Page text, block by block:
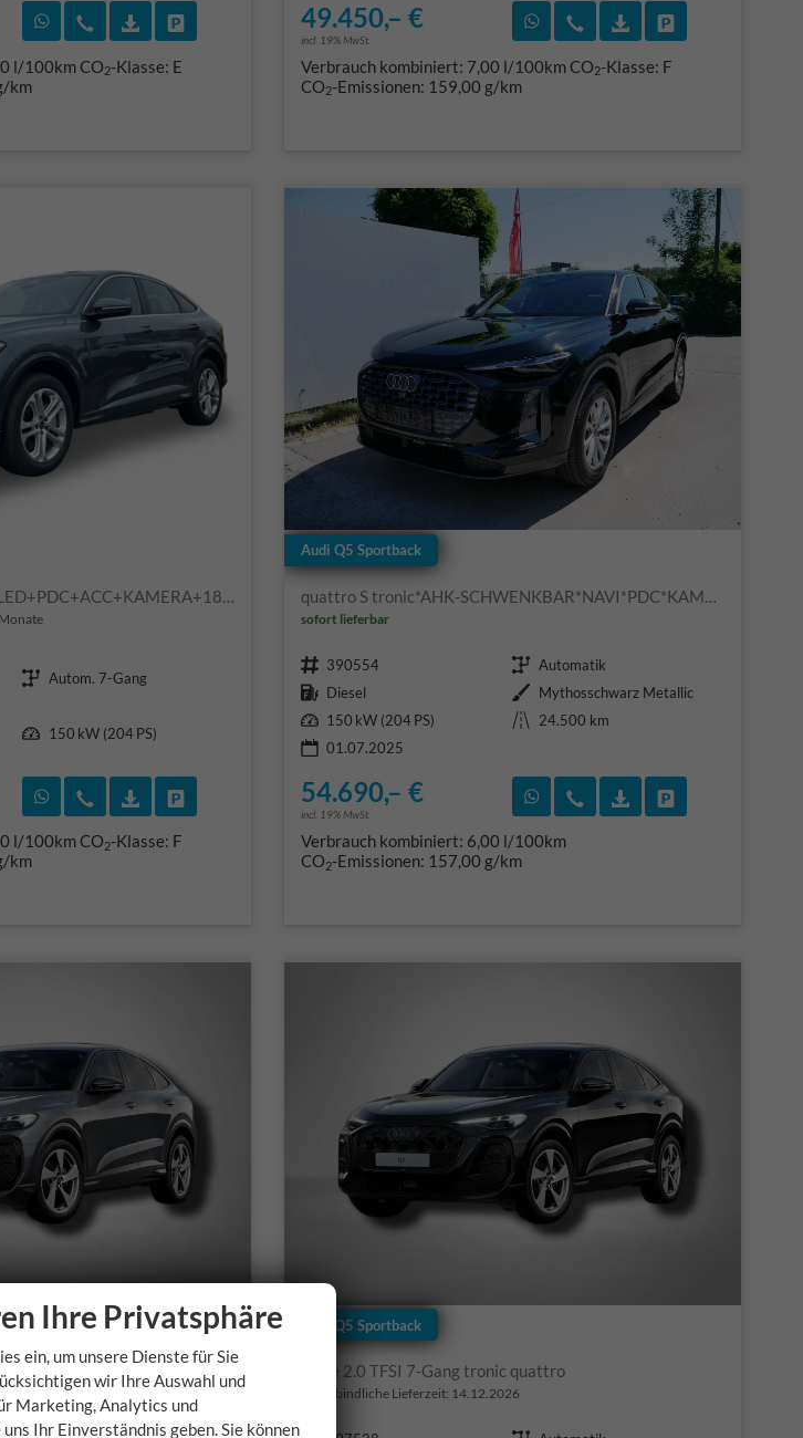
Rückruf vereinbaren
Wir rufen Sie an
Fahrzeugexposé (PDF)
Fahrzeug parken
l/100kmCO2-Klasse: E
km
49.450,– €
incl. 19% MwSt.
Rückruf vereinbaren
Wir rufen Sie an
Fahrzeugexposé
Verbrauch kombiniert: 7,00 l/100kmCO2-Klasse: F
CO2-Emissionen: 159,00 g/km
Basis QUATTRO+ NAVI+LED+PDC+ACC+KAMERA+18LM
Autom. 7-Gang
150 kW (204 PS)
Rückruf vereinbaren
Wir rufen Sie an
Fahrzeugexposé (PDF)
Fahrzeug parken
l/100kmCO2-Klasse: F
km
Audi Q5 Sportback
quattro S tronic*AHK-SCHWENKBAR*NAVI*PDC*KAMERA*LED*TEMPOMAT*SHZ*
sofort lieferbar
Fahrzeugnr. 390554 Getriebe Automatik
Kraftstoff Diesel Außenfarbe Mythosschwarz Metallic
Leistung 150 kW (204 PS) Kilometerstand
24.500 km
01.07.2025
54.690,– €
incl. 19% MwSt.
Rückruf vereinbaren
Wir rufen Sie an
Fahrzeugexposé
Verbrauch kombiniert: 6,00 l/100km
CO2-Emissionen: 157,00 g/km
quattro
Audi Q5 Sportback
S line 2.0 TFSI 7-Gang tronic quattro
unverbindliche Lieferzeit: 14.12.2026
Ihre Privatsphäre
ein, um unsere Dienste für Sie
wir Ihre Auswahl und
Marketing, Analytics und
Ihr Einverständnis geben. Sie können